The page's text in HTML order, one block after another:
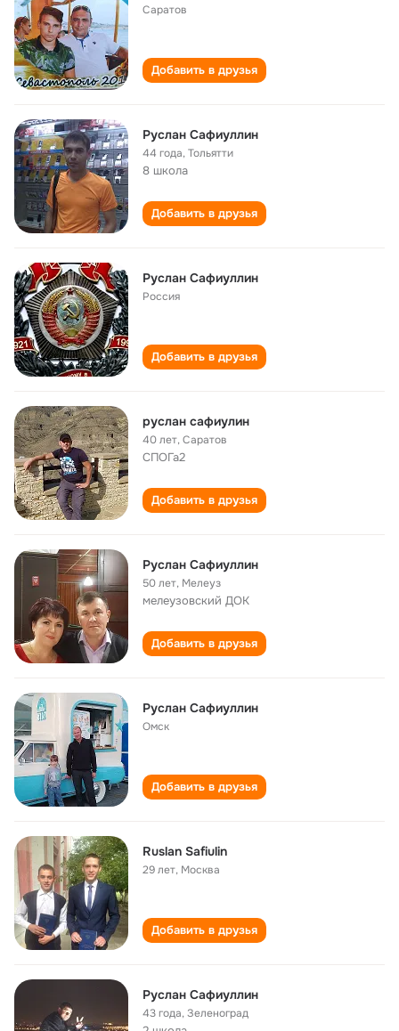
Саратов
Добавить в друзья
Руслан Сафиуллин
44 года,Тольятти
8 школа
Добавить в друзья
Руслан Сафиуллин
Россия
Добавить в друзья
руслан сафиулин
40 лет,Саратов
СПОГа2
Добавить в друзья
Руслан Сафиуллин
50 лет, Мелеуз
мелеузовский ДОК
Добавить в друзья
Руслан Сафиуллин
Омск
Добавить в друзья
Ruslan Safiulin
29 лет, Москва
Добавить в друзья
Руслан Сафиуллин
43 года,Зеленоград